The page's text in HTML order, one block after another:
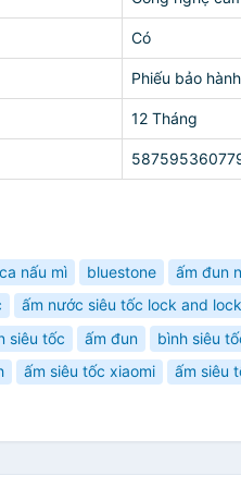
Có
Phiếu bảo hành
12 Tháng
ca nấu mì bluestone ấm đun
ấm nước siêu tốc lock and lock
siêu tốc ấm đun bình siêu
ấm siêu tốc xiaomi ấm siêu